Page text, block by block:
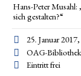
Hans-Peter Musahl:
sich gestalten?“
25. Januar 2017,
OAG-
Eintritt frei